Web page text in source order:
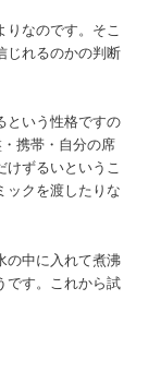
なのです。そこ
じれるのかの判断
という性格ですの
携帯・自分の席
ずるいというこ
ックを渡したりな
の中に入れて煮沸
です。これから試